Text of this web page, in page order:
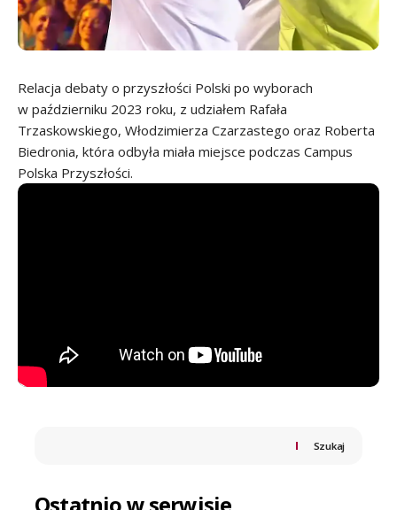
Relacja debaty o przyszłości Polski po wyborach
w październiku 2023 roku, z udziałem Rafała
Trzaskowskiego, Włodzimierza Czarzastego oraz Roberta
Biedronia, która odbyła miała miejsce podczas Campus
Polska Przyszłości.
Szukaj